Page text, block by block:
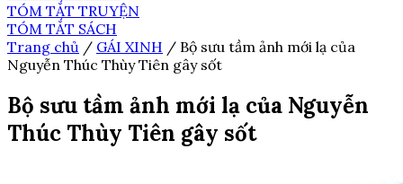
TÓM TẮT TRUYỆN
TÓM TẮT SÁCH
Trang chủ / GÁI XINH / Bộ sưu tầm ảnh mới lạ của
Nguyễn Thúc Thùy Tiên gây sốt
Bộ sưu tầm ảnh mới lạ của Nguyễn
Thúc Thùy Tiên gây sốt